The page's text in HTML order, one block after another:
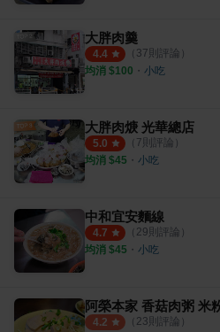
大胖肉羹
4.4 （ 37則評論）
均消 $100 ・ 小吃
大胖肉焿 光華總店
5.0 （ 7則評論）
均消 $45 ・ 小吃
中和宜安麵線
4.7 （ 29則評論）
均消 $45 ・ 小吃
阿榮本家 香菇肉粥 米
4.2 （ 23則評論）